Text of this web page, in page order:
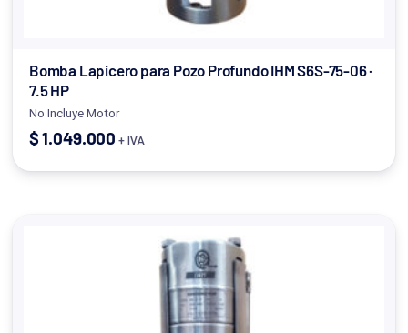
Bomba Lapicero para Pozo Profundo IHM S6S-75-06 ·
7.5 HP
No Incluye Motor
$1.049.000 + IVA